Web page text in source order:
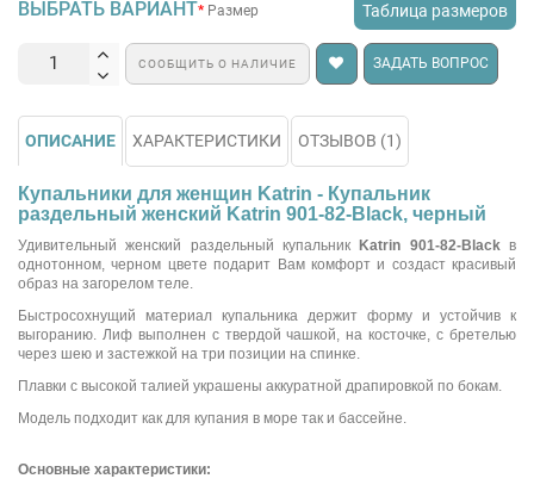
ВЫБРАТЬ ВАРИАНТ Таблица размеров
Размер
СООБЩИТЬ О НАЛИЧИЕ ЗАДАТЬ ВОПРОС
ОПИСАНИЕ ХАРАКТЕРИСТИКИ ОТЗЫВОВ (1)
Купальники для женщин Katrin - Купальник
раздельный женский Katrin 901-82-Black, черный
Удивительный женский раздельный купальникKatrin 901-82-Blackв
однотонном, черном цвете подарит Вам комфорт и создаст красивый
образ на загорелом теле.
Быстросохнущий материал купальника держит форму и устойчив к
выгоранию. Лиф выполнен с твердой чашкой, на косточке, с бретелью
через шею и застежкой на три позиции на спинке.
Плавки с высокой талией украшены аккуратной драпировкой по бокам.
Модель подходит как для купания в море так и бассейне.
Основные характеристики: